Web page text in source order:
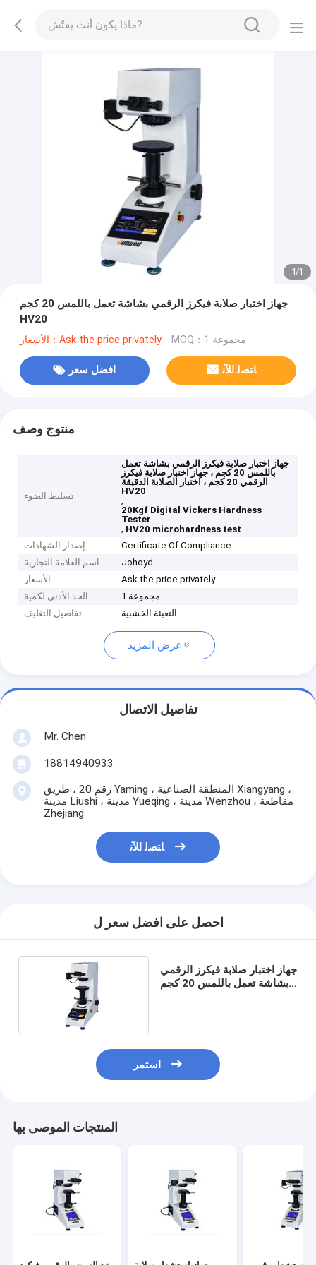
1/1
جهاز اختبار صلابة فيكرز الرقمي بشاشة تعمل باللمس 20 كجم
HV20
الأسعار：Ask the price privately MOQ：1 مجموعة
افضل سعر ﺎﺘﺼﻟ ﺍﻶﻧ
منتوج وصف
تسليط الضوء
جهاز اختبار صلابة فيكرز الرقمي بشاشة تعمل
باللمس 20 كجم ، جهاز اختبار صلابة فيكرز
الرقمي 20 كجم ، اختبار الصلابة الدقيقة
HV20
,
20Kgf Digital Vickers Hardness
Tester
, HV20 microhardness test
إصدار الشهادات
Certificate Of Compliance
اسم العلامة التجارية
Johoyd
الأسعار
Ask the price privately
الحد الأدنى لكمية
1 مجموعة
تفاصيل التغليف
التعبئة الخشبية
عرض المزيد
تفاصيل الاتصال
Mr. Chen
18814940933
رقم 20 ، طريق Yaming ، المنطقة الصناعية Xiangyang ،
مدينة Liushi ، مدينة Yueqing ، مدينة Wenzhou ، مقاطعة
Zhejiang
ﺎﺘﺼﻟ ﺍﻶﻧ
احصل على افضل سعر ل
جهاز اختبار صلابة فيكرز الرقمي
بشاشة تعمل باللمس 20 كجم
استمر
المنتجات الموصى بها